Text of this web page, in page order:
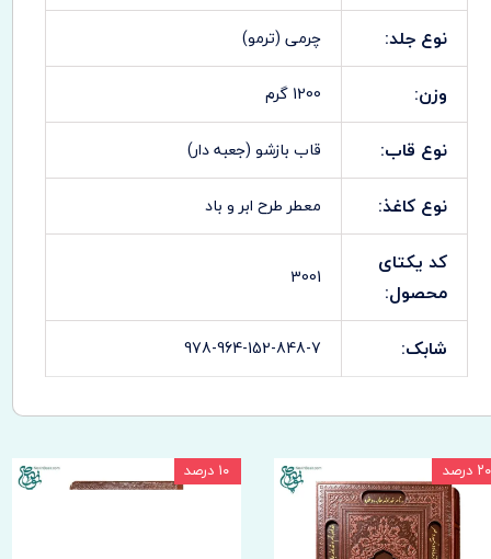
نوع جلد: چرمی (ترمو)
وزن: 1200 گرم
نوع قاب: قاب بازشو (جعبه دار)
نوع کاغذ: معطر طرح ابر و باد
کد یکتای
محصول:
3001
شابک: 978-964-152-848-7
۲۰ درصد ۱۰ درصد